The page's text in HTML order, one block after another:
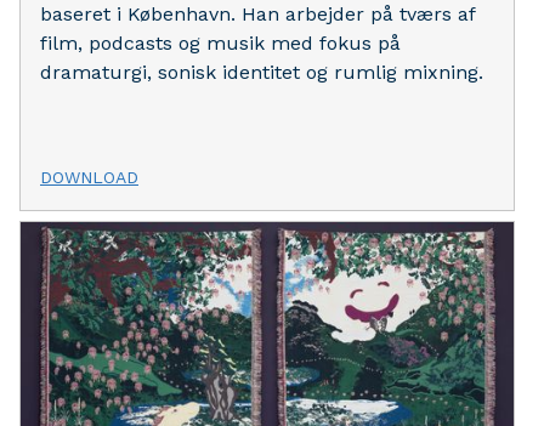
baseret i København. Han arbejder på tværs af
film, podcasts og musik med fokus på
dramaturgi, sonisk identitet og rumlig mixning.
DOWNLOAD